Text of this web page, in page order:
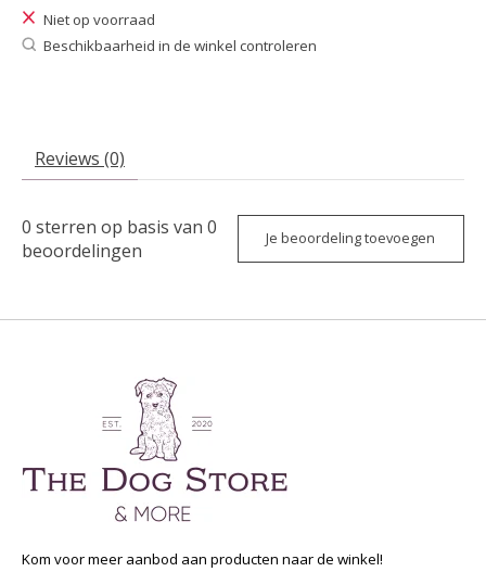
Niet op voorraad
Beschikbaarheid in de winkel controleren
Reviews (0)
0 sterren op basis van 0
beoordelingen
Je beoordeling toevoegen
Kom voor meer aanbod aan producten naar de winkel!